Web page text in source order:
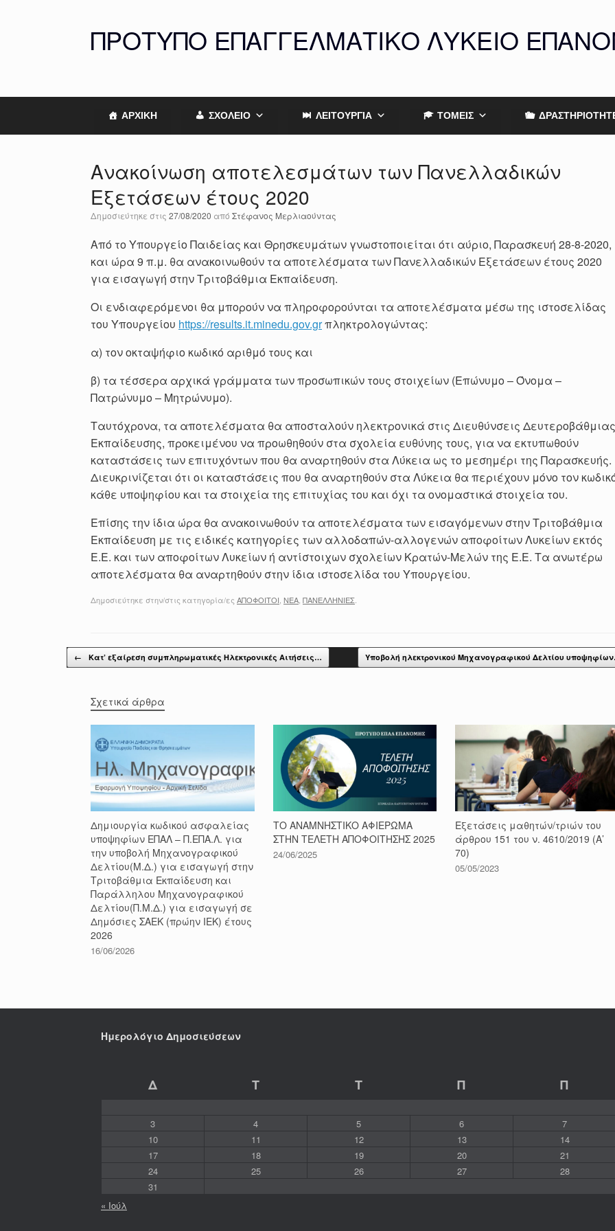
ΠΡΟΤΥΠΟ ΕΠΑΓΓΕΛΜΑΤΙΚΟ ΛΥΚΕΙΟ
ΑΡΧΙΚΗ ΣΧΟΛΕΙΟ ΛΕΙΤΟΥΡΓΙΑ ΤΟΜΕΙΣ
Ανακοίνωση αποτελεσμάτων των Πανελλαδικών
Εξετάσεων έτους 2020
Δημοσιεύτηκε στις 27/08/2020 από Στέφανος Μερλιαούντας
Από το Υπουργείο Παιδείας και Θρησκευμάτων γνωστοποιείται ότι αύριο, Παρασκευή 28-8-2020,
και ώρα 9 π.μ. θα ανακοινωθούν τα αποτελέσματα των Πανελλαδικών Εξετάσεων έτους 2020
για εισαγωγή στην Τριτοβάθμια Εκπαίδευση.
Οι ενδιαφερόμενοι θα μπορούν να πληροφορούνται τα αποτελέσματα μέσω της ιστοσελίδας
του Υπουργείου https://results.it.minedu.gov.grπληκτρολογώντας:
α) τον οκταψήφιο κωδικό αριθμό τους και
β) τα τέσσερα αρχικά γράμματα των προσωπικών τους στοιχείων (Επώνυμο – Όνομα –
Πατρώνυμο – Μητρώνυμο).
Ταυτόχρονα, τα αποτελέσματα θα αποσταλούν ηλεκτρονικά στις Διευθύνσεις Δευτεροβάθμιας
Εκπαίδευσης, προκειμένου να προωθηθούν στα σχολεία ευθύνης τους, για να εκτυπωθούν
καταστάσεις των επιτυχόντων που θα αναρτηθούν στα Λύκεια ως το μεσημέρι της Παρασκευής.
Διευκρινίζεται ότι οι καταστάσεις που θα αναρτηθούν στα Λύκεια θα περιέχουν μόνο τον
κάθε υποψηφίου και τα στοιχεία της επιτυχίας του και όχι τα ονομαστικά στοιχεία του.
Επίσης την ίδια ώρα θα ανακοινωθούν τα αποτελέσματα των εισαγόμενων στην Τριτοβάθμια
Εκπαίδευση με τις ειδικές κατηγορίες των αλλοδαπών-αλλογενών αποφοίτων Λυκείων εκτός
Ε.Ε. και των αποφοίτων Λυκείων ή αντίστοιχων σχολείων Κρατών-Μελών της Ε.Ε. Τα ανωτέρω
αποτελέσματα θα αναρτηθούν στην ίδια ιστοσελίδα του Υπουργείου.
Δημοσιεύτηκε στην/στις κατηγορία/ες ΑΠΟΦΟΙΤΟΙ ΝΕΑ ΠΑΝΕΛΛΗΝΙΕΣ
Post navigation
← Κατ’ εξαίρεση συμπληρωματικές Ηλεκτρονικές Αιτήσεις… Υποβολή ηλεκτρονικού Μηχανογραφικού Δελτίου
Σχετικά άρθρα
Δημιουργία κωδικού ασφαλείας
υποψηφίων ΕΠΑΛ – Π.ΕΠΑ.Λ. για
την υποβολή Μηχανογραφικού
Δελτίου(Μ.Δ.) για εισαγωγή στην
Τριτοβάθμια Εκπαίδευση και
Παράλληλου Μηχανογραφικού
Δελτίου(Π.Μ.Δ.) για εισαγωγή σε
Δημόσιες ΣΑΕΚ (πρώην ΙΕΚ) έτους
2026
16/06/2026
ΤΟ ΑΝΑΜΝΗΣΤΙΚΟ ΑΦΙΕΡΩΜΑ
ΣΤΗΝ ΤΕΛΕΤΗ ΑΠΟΦΟΙΤΗΣΗΣ 2025
24/06/2025
Εξετάσεις μαθητών/τριών του
άρθρου 151 του ν. 4610/2019 (Α’
70)
05/05/2023
Ημερολόγιο Δημοσιεύσεων
Δ Τ Τ Π Π
3
4 5 6 7
10
11 12 13 14
17
18 19 20 21
24
25 26 27 28
31
« Ιούλ